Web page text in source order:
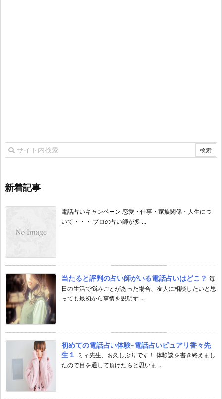
新着記事
電話占いキャンペーン 恋愛・仕事・家族関係・人生につ
いて・・・ プロの占い師が多 ...
当たると評判の占い師がいる電話占いはどこ？ 毎
日の生活で悩みごとがあった場合、友人に相談したいと思
っても最初から事情を説明す ...
初めての電話占い体験-電話占いピュアリ香々先
生１
ミィ先生、お久しぶりです！ 体験談を書き終えまし
たので目を通して頂けたらと思いま ...